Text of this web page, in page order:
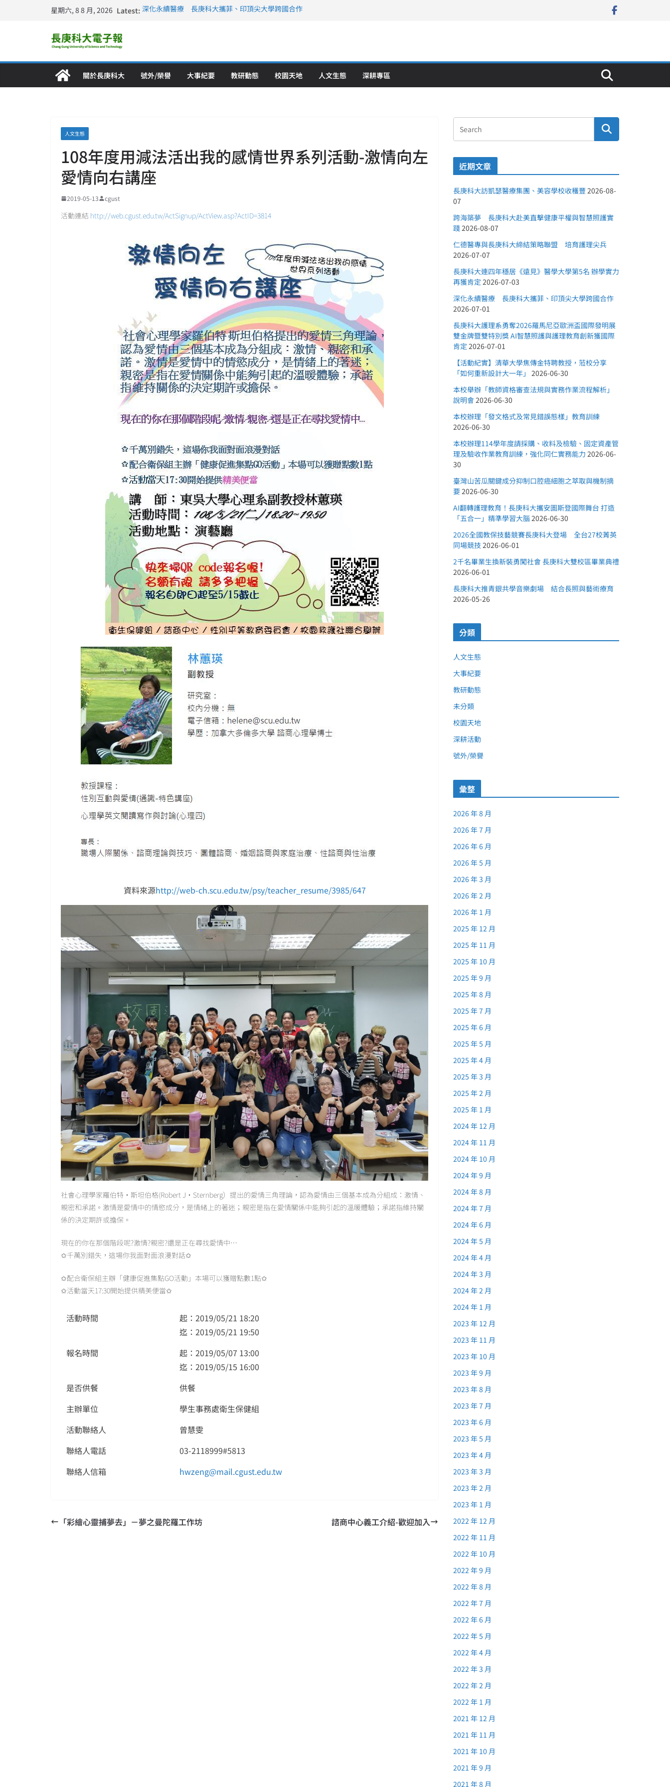
星期六, 8 8 月, 2026 Latest: 深化永續醫療 長庚科大攜菲、印頂尖大學跨國合作
關於長庚科大 號外/榮譽 大事紀要 教研動態 校園天地 人文生態 深耕專區
人文生態
108年度用減法活出我的感情世界系列活動-激情向左
愛情向右講座
2019-05-13 cgust
活動連結 http://web.cgust.edu.tw/ActSignup/ActView.asp?ActID=3814
資料來源http://web-ch.scu.edu.tw/psy/teacher_resume/3985/647
社會心理學家羅伯特·斯坦伯格(Robert J·Sternberg）提出的愛情三角理論，認為愛情由三個基本成為分組成：激情、
親密和承諾。激情是愛情中的情慾成分，是情緒上的著迷；親密是指在愛情關係中能夠引起的溫暖體驗；承諾指維持關
係的決定期許或擔保。
現在的你在那個階段呢?激情?親密?還是正在尋找愛情中…
✩千萬別錯失，這場你我面對面浪漫對話✩
✩配合衛保組主辦「健康促進集點GO活動」本場可以獲贈點數1點✩
✩活動當天17:30開始提供精美便當✩
活動時間
起：2019/05/21 18:20
迄：2019/05/21 19:50
報名時間
起：2019/05/07 13:00
迄：2019/05/15 16:00
是否供餐
供餐
主辦單位
學生事務處衛生保健組
活動聯絡人
曾慧雯
聯絡人電話
03-2118999#5813
聯絡人信箱
hwzeng@mail.cgust.edu.tw
「彩繪心靈捕夢去」－夢之曼陀羅工作坊 諮商中心義工介紹-歡迎加入
近期文章
長庚科大訪凱瑟醫療集團、美容學校收穫豐 2026-08-
07
跨海築夢 長庚科大赴美直擊健康平權與智慧照護實
踐2026-08-07
仁德醫專與長庚科大締結策略聯盟 培育護理尖兵
2026-07-07
長庚科大連四年穩居《遠見》醫學大學第5名 辦學實力
再獲肯定 2026-07-03
深化永續醫療 長庚科大攜菲、印頂尖大學跨國合作
2026-07-01
長庚科大護理系勇奪2026羅馬尼亞歐洲盃國際發明展
雙金牌暨雙特別獎 AI智慧照護與護理教育創新獲國際
肯定 2026-07-01
【活動紀實】清華大學焦傳金特聘教授，蒞校分享
「如何重新設計大一年」 2026-06-30
本校舉辦「教師資格審查法規與實務作業流程解析」
說明會2026-06-30
本校辦理「發文格式及常見錯誤態樣」教育訓練
2026-06-30
本校辦理114學年度請採購、收料及檢驗、固定資產管
理及驗收作業教育訓練，強化同仁實務能力 2026-06-
30
臺灣山苦瓜關鍵成分抑制口腔癌細胞之萃取與機制摘
要2026-06-30
AI翻轉護理教育！長庚科大攜安圖斯登國際舞台 打造
「五合一」精準學習大腦 2026-06-30
2026全國教保技藝競賽長庚科大登場 全台27校菁英
同場競技 2026-06-01
2千名畢業生換新裝勇闖社會 長庚科大雙校區畢業典禮
2026-06-01
長庚科大推青銀共學音樂劇場 結合長照與藝術療育
2026-05-26
分類
人文生態
大事紀要
教研動態
未分類
校園天地
深耕活動
號外/榮譽
彙整
2026 年 8 月
2026 年 7 月
2026 年 6 月
2026 年 5 月
2026 年 3 月
2026 年 2 月
2026 年 1 月
2025 年 12 月
2025 年 11 月
2025 年 10 月
2025 年 9 月
2025 年 8 月
2025 年 7 月
2025 年 6 月
2025 年 5 月
2025 年 4 月
2025 年 3 月
2025 年 2 月
2025 年 1 月
2024 年 12 月
2024 年 11 月
2024 年 10 月
2024 年 9 月
2024 年 8 月
2024 年 7 月
2024 年 6 月
2024 年 5 月
2024 年 4 月
2024 年 3 月
2024 年 2 月
2024 年 1 月
2023 年 12 月
2023 年 11 月
2023 年 10 月
2023 年 9 月
2023 年 8 月
2023 年 7 月
2023 年 6 月
2023 年 5 月
2023 年 4 月
2023 年 3 月
2023 年 2 月
2023 年 1 月
2022 年 12 月
2022 年 11 月
2022 年 10 月
2022 年 9 月
2022 年 8 月
2022 年 7 月
2022 年 6 月
2022 年 5 月
2022 年 4 月
2022 年 3 月
2022 年 2 月
2022 年 1 月
2021 年 12 月
2021 年 11 月
2021 年 10 月
2021 年 9 月
2021 年 8 月